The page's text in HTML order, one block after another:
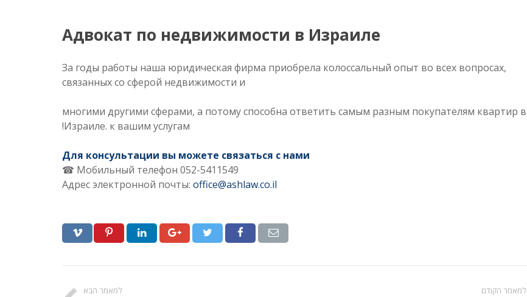
Адвокат по недвижимости в Израиле
За годы работы наша юридическая фирма приобрела колоссальный опыт во всех вопросах,
связанных со сферой недвижимости и
многими другими сферами, а потому способна ответить самым разным покупателям квартир в
Израиле. к вашим услугам!
Для консультации вы можете связаться с нами
Мобильный телефон 052-5411549 ☎
Адрес электронной почты: office@ashlaw.co.il
למאמר הקודם למאמר הבא